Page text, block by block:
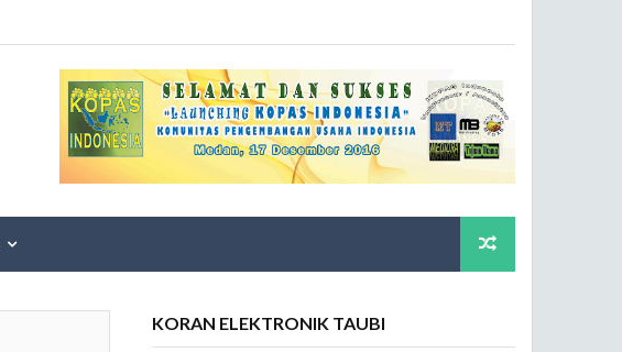
KORAN ELEKTRONIK TAUBI